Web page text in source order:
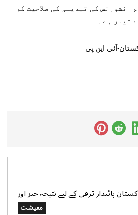
انشورنس کی تبدیلی کی صلاحیت کو
تیار ہے۔
آئی این پی
پائیدار ترقی کے لیے نتیجہ خیز اور
شفاف شراکت داریوں کے لیے پرعزم
معیشت